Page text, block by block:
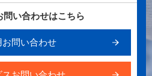
問い合わせはこちら
お問い合わせ